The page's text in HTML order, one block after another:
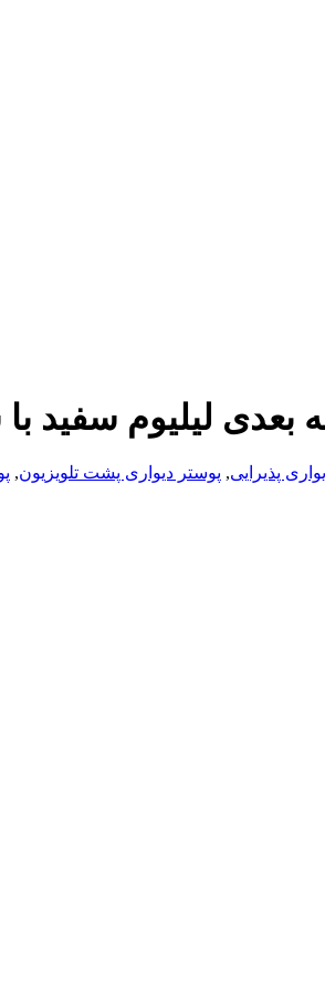
بعدی لیلیوم سفید
پذیرایی, پوستر دیواری پشت تلویزیون,